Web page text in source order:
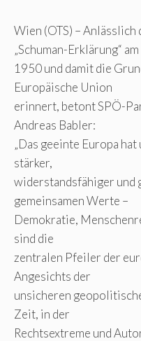
Wien (OTS) – Anlässlich
„Schuman-Erklärung“
1950 und damit die
Europäische Union
erinnert, betont SPÖ-
Andreas Babler:
„Das geeinte Europa
stärker,
widerstandsfähiger und
gemeinsamen Werte –
Demokratie,
sind die
zentralen Pfeiler der
Angesichts der
unsicheren
Zeit, in der
Rechtsextreme und